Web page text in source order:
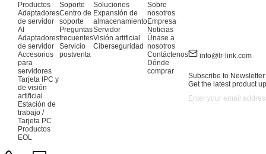
Productos
Adaptadores
de servidor
AI
Adaptadores
de servidor
Accesorios
para
servidores
Tarjeta IPC y
de visión
artificial
Estación de
trabajo /
Tarjeta PC
Productos
EOL
Soporte
Centro de
soporte
Preguntas
frecuentes
Servicio
postventa
Soluciones
Expansión de
almacenamiento
Servidor
Visión artificial
Ciberseguridad
Sobre
nosotros
Empresa
Noticias
Únase a
nosotros
Contáctenos
Dónde
comprar
info@lr-link.com
Subscribe to Newsletter
Get the latest product